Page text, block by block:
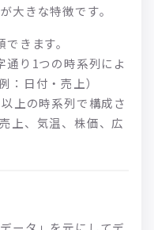
大きな特徴です。
きます。
通り1つの時系列によ
：日付・売上）
上の時系列で構成さ
上、気温、株価、広